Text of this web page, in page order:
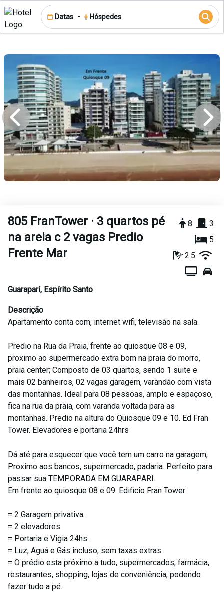
Datas - Hóspedes
805 FranTower · 3 quartos pé
na areia c 2 vagas Predio
Frente Mar
8
3
5
2.5
Guarapari, Espírito Santo
Descrição
Apartamento conta com, internet wifi, televisão na sala.
Predio na Rua da Praia, frente ao quiosque 08 e 09,
proximo ao supermercado extra bom na praia do morro,
praia center; Composto de 03 quartos, sendo 1 suite e
mais 02 banheiros, 02 vagas garagem, varandão com vista
das montanhas. Ideal para 08 pessoas, amplo e espaçoso,
fica na rua da praia, com varanda voltada para as
montanhas. Predio na altura do Quiosque 09 e 10. Ed Fran
Tower. Elevadores e portaria 24hrs
Dá até para esquecer que você tem um carro na garagem,
Proximo aos bancos, supermercado, padaria. Perfeito para
passar sua TEMPORADA EM GUARAPARI.
Em frente ao quiosque 08 e 09. Edificio Fran Tower
= 2 Garagem privativa.
= 2 elevadores
= Portaria e Vigia 24hs.
= Luz, Aguá e Gás incluso, sem taxas extras.
= O prédio esta próximo a tudo, supermercados, farmácia,
restaurantes, shopping, lojas de conveniência, podendo
fazer tudo a pé.